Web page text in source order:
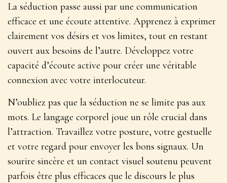
La séduction passe aussi par une communication
efficace et une écoute attentive. Apprenez à exprimer
clairement vos désirs et vos limites, tout en restant
ouvert aux besoins de l’autre. Développez votre
capacité d’écoute active pour créer une véritable
connexion avec votre interlocuteur.
N’oubliez pas que la séduction ne se limite pas aux
mots. Le langage corporel joue un rôle crucial dans
l’attraction. Travaillez votre posture, votre gestuelle
et votre regard pour envoyer les bons signaux. Un
sourire sincère et un contact visuel soutenu peuvent
parfois être plus efficaces que le discours le plus